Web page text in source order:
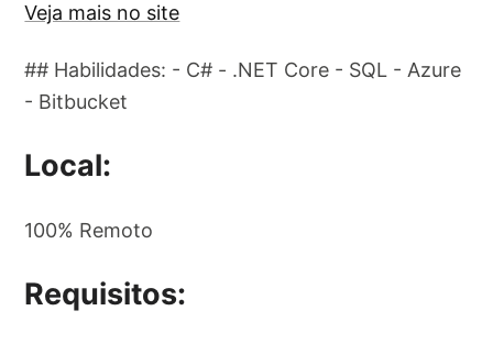
Veja mais no site
## Habilidades: - C# - .NET Core - SQL - Azure
- Bitbucket
Local:
100% Remoto
Requisitos: